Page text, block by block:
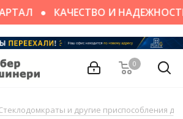
КАЧЕСТВО И НАДЕЖНОСТЬ
0
и другие приспособления